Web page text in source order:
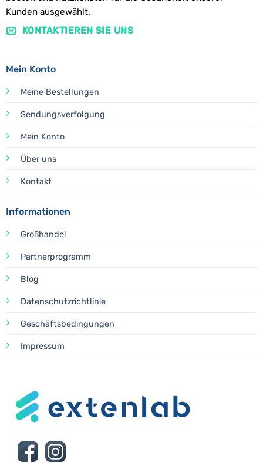
Kunden ausgewählt.
KONTAKTIEREN SIE UNS
Mein Konto
Meine Bestellungen
Sendungsverfolgung
Mein Konto
Über uns
Kontakt
Informationen
Großhandel
Partnerprogramm
Blog
Datenschutzrichtlinie
Geschäftsbedingungen
Impressum